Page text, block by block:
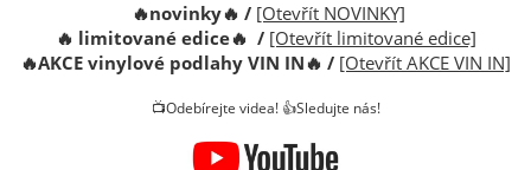
🔥novinky🔥 / [Otevřít NOVINKY]
🔥 limitované edice🔥 / [Otevřít limitované edice]
🔥AKCE vinylové podlahy VIN IN🔥 / [Otevřít AKCE VIN IN]
📺Odebírejte videa! 👍Sledujte nás!